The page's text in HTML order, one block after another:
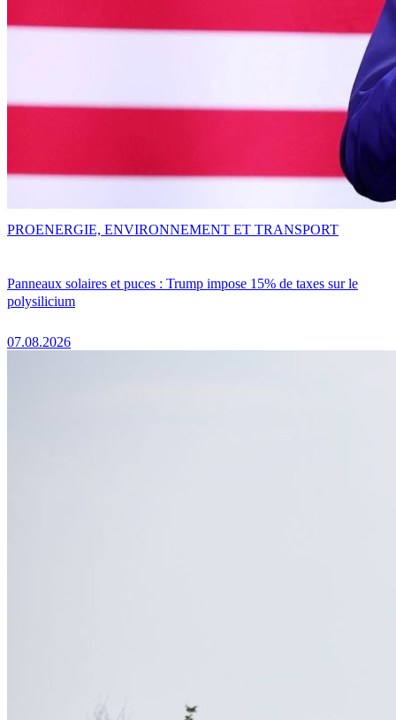
Panneaux solaires et puces : Trump impose 15% de taxes sur le
polysilicium
07.08.2026
PROENERGIE, ENVIRONNEMENT ET TRANSPORT